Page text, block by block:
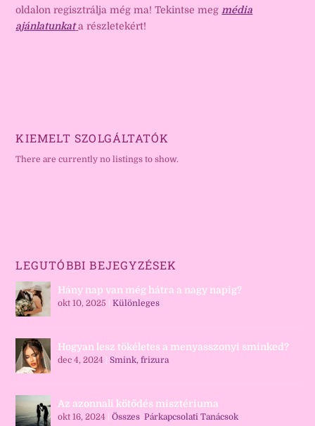
oldalon regisztrálja még ma! Tekintse meg média
ajánlatunkat a részletekért!
KIEMELT SZOLGÁLTATÓK
There are currently no listings to show.
LEGUTÓBBI BEJEGYZÉSEK
Hány nap van még hátra a nagy napig?
okt 10, 2025 |Különleges
Hogyan lesz tökéletes a menyasszonyi sminked?
dec 4, 2024 |Smink, frizura
Az azonnali kötődés misztériuma
okt 16, 2024 |Összes,Párkapcsolati Tanácsok